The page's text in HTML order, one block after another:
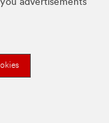
advertisements